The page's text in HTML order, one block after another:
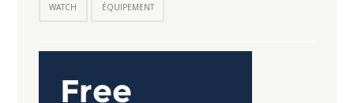
WATCH ÉQUIPEMENT